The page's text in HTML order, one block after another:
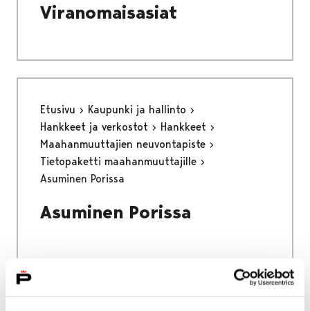
Viranomaisasiat
Etusivu
Kaupunki ja hallinto
Hankkeet ja verkostot
Hankkeet
Maahanmuuttajien neuvontapiste
Tietopaketti maahanmuuttajille
Asuminen Porissa
Asuminen Porissa